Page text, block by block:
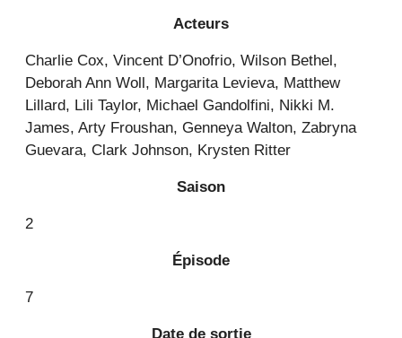
Acteurs
Charlie Cox, Vincent D’Onofrio, Wilson Bethel,
Deborah Ann Woll, Margarita Levieva, Matthew
Lillard, Lili Taylor, Michael Gandolfini, Nikki M.
James, Arty Froushan, Genneya Walton, Zabryna
Guevara, Clark Johnson, Krysten Ritter
Saison
2
Épisode
7
Date de sortie